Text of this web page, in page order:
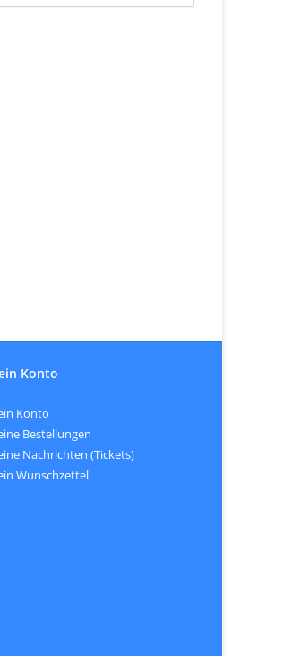
Konto
Konto
Bestellungen
Nachrichten (Tickets)
Wunschzettel